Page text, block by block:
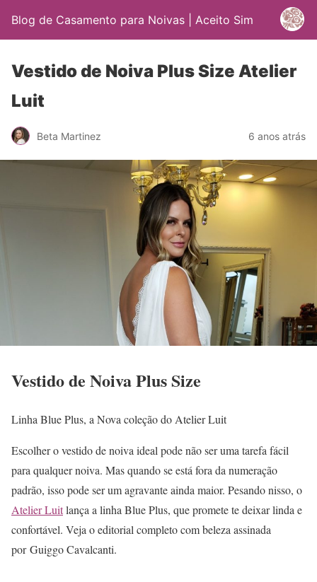
Blog de Casamento para Noivas | Aceito Sim
Vestido de Noiva Plus Size Atelier
Luit
Beta Martinez 6 anos atrás
Vestido de Noiva Plus Size
Linha Blue Plus, a Nova coleção do Atelier Luit
Escolher o vestido de noiva ideal pode não ser uma tarefa fácil
para qualquer noiva. Mas quando se está fora da numeração
padrão, isso pode ser um agravante ainda maior. Pesando nisso, o
Atelier Luitlança a linha Blue Plus, que promete te deixar linda e
confortável. Veja o editorial completo com beleza assinada
por Guiggo Cavalcanti.